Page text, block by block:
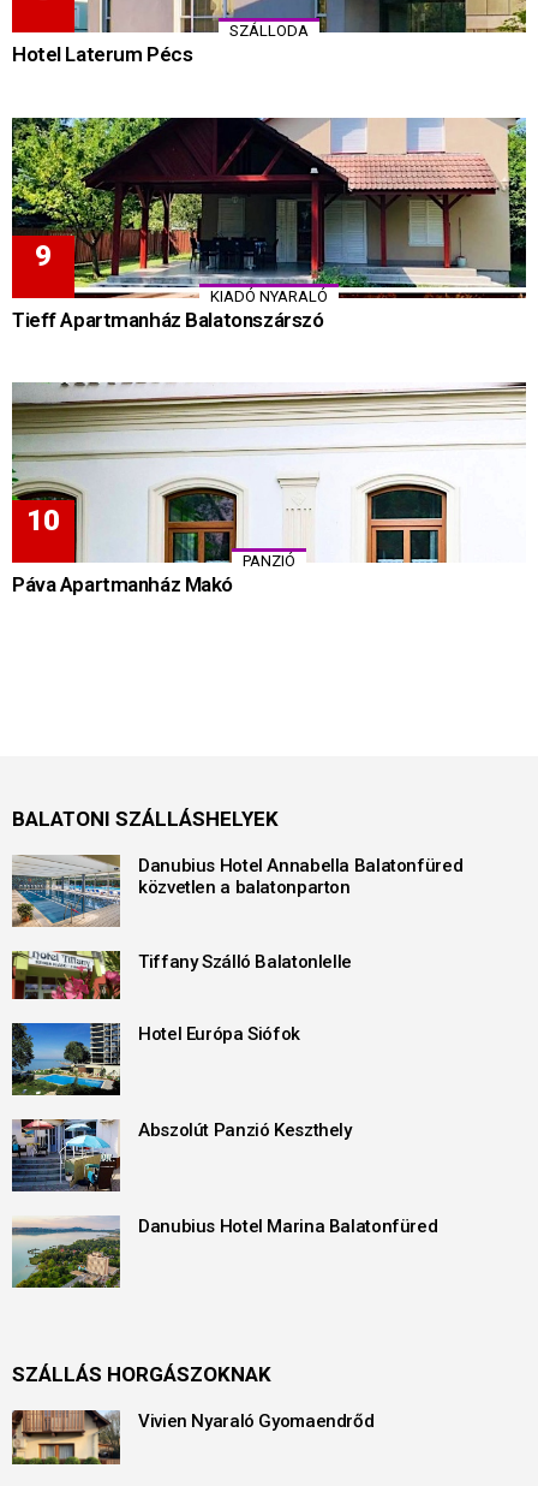
SZÁLLODA
Hotel Laterum Pécs
KIADÓ NYARALÓ
Tieff Apartmanház Balatonszárszó
PANZIÓ
Páva Apartmanház Makó
BALATONI SZÁLLÁSHELYEK
Danubius Hotel Annabella Balatonfüred
közvetlen a balatonparton
Tiffany Szálló Balatonlelle
Hotel Európa Siófok
Abszolút Panzió Keszthely
Danubius Hotel Marina Balatonfüred
SZÁLLÁS HORGÁSZOKNAK
Vivien Nyaraló Gyomaendrőd